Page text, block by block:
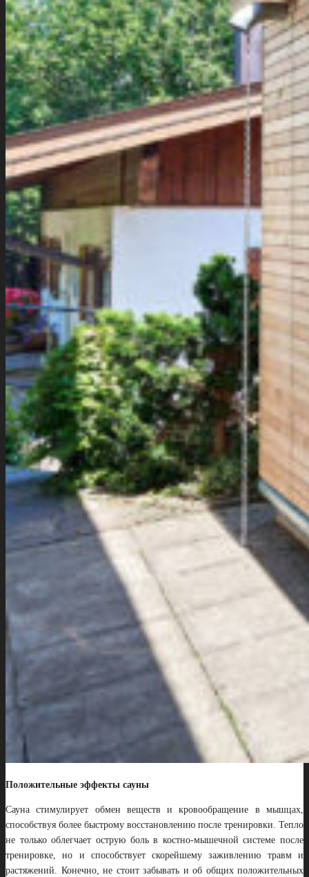
Положительные эффекты сауны
Сауна стимулирует обмен веществ и кровообращение в мышцах,
способствуя более быстрому восстановлению после тренировки. Тепло
не только облегчает острую боль в костно-мышечной системе после
тренировке, но и способствует скорейшему заживлению травм и
растяжений. Конечно, не стоит забывать и об общих положительных